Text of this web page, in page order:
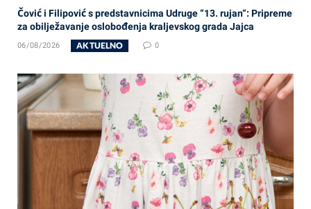
Čović i Filipović s predstavnicima Udruge “13. rujan“: Pripreme
za obilježavanje oslobođenja kraljevskog grada Jajca
06/08/2026 AKTUELNO 0